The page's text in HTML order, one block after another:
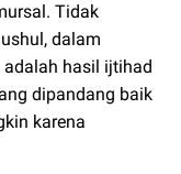
Tidak
dalam
adalah hasil ijtihad
dipandang baik
karena